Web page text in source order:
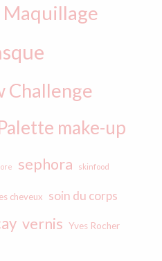
Maquillage
Challenge
make-up
sephora skinfood
cheveux
soin du corps
vernis Yves Rocher